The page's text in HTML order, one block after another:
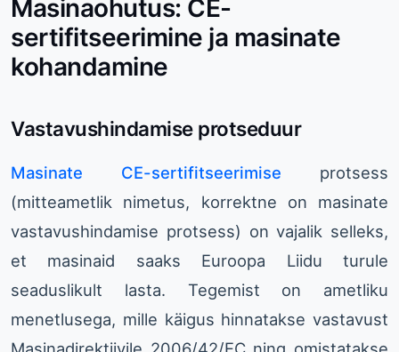
Masinaohutus: CE-
sertifitseerimine ja masinate
kohandamine
Vastavushindamise protseduur
Masinate CE-sertifitseerimise protsess
(mitteametlik nimetus, korrektne on masinate
vastavushindamise protsess) on vajalik selleks,
et masinaid saaks Euroopa Liidu turule
seaduslikult lasta. Tegemist on ametliku
menetlusega, mille käigus hinnatakse vastavust